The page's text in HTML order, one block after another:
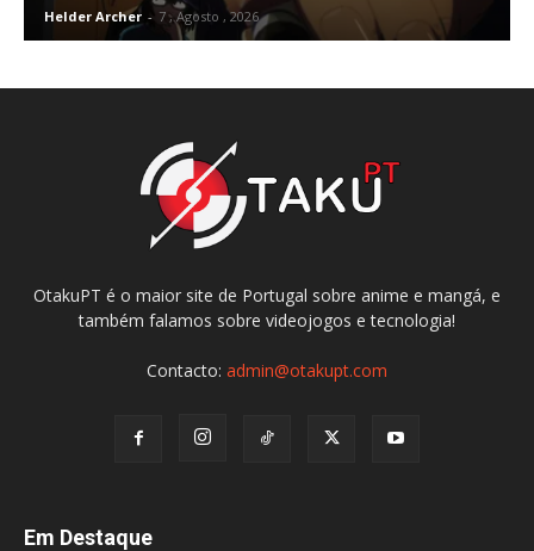
Helder Archer - 7 , Agosto , 2026
OtakuPT é o maior site de Portugal sobre anime e mangá, e
também falamos sobre videojogos e tecnologia!
Contacto: admin@otakupt.com
Em Destaque